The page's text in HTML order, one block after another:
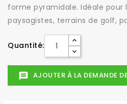
forme pyramidale. Idéale pour
paysagistes, terrains de golf,
Quantité:
message AJOUTER À LA DEMANDE